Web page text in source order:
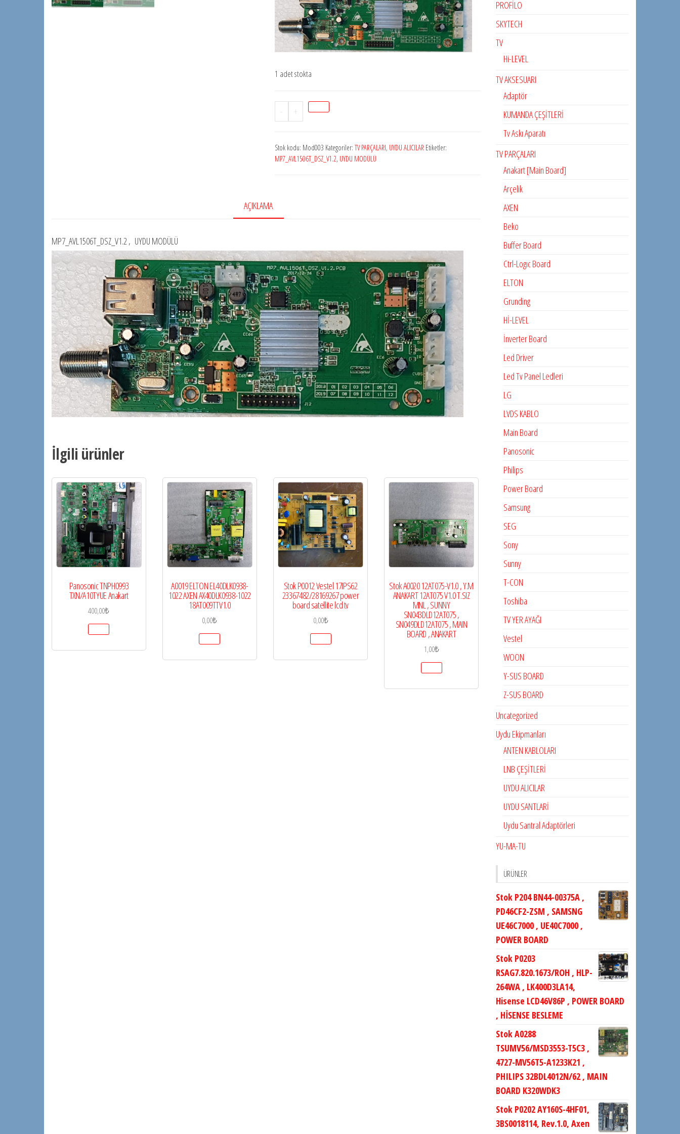
1 adet stokta
-
Stok
mod003
,
UYDU
+
Stok kodu: Mod003 Kategoriler: TV PARÇALARI, UYDU ALICILAR Etiketler:
MP7_AVL1506T_DSZ_V1.2, UYDU MODÜLÜ
AÇIKLAMA
MP7_AVL1506T_DSZ_V1.2 , UYDU MODÜLÜ
İlgili ürünler
Panosonic TNPH0993
TXN/A10TYUE Anakart
400,00₺
A0019 ELTON EL40DLK0938-
1022 AXEN AX40DLK0938-1022
18AT009TTV1.0
0,00₺
Stok P0012 Vestel 17IPS62
23367482/28169267 power
board satellite lcd tv
0,00₺
Stok A0020 12AT075-V1.0 , Y.M
ANAKART 12AT075 V1.0 T.SIZ
MNL , SUNNY
SN043DLD12AT075 ,
SN049DLD12AT075 , MAIN
BOARD , ANAKART
1,00₺
PROFİLO
SKYTECH
TV
Hi-LEVEL
TV AKSESUARI
Adaptör
KUMANDA ÇEŞİTLERİ
Tv Askı Aparatı
TV PARÇALARI
Anakart [Main Board]
Arçelik
AXEN
Beko
Buffer Board
Ctrl-Logıc Board
ELTON
Grunding
Hİ-LEVEL
İnverter Board
Led Driver
Led Tv Panel Ledleri
LG
LVDS KABLO
Main Board
Panosonic
Philips
Power Board
Samsung
SEG
Sony
Sunny
T-CON
Toshiba
TV YER AYAĞI
Vestel
WOON
Y-SUS BOARD
Z-SUS BOARD
Uncategorized
Uydu Ekipmanları
ANTEN KABLOLARI
LNB ÇEŞİTLERİ
UYDU ALICILAR
UYDU SANTLARİ
Uydu Santral Adaptörleri
YU-MA-TU
ÜRÜNLER
Stok P204 BN44-00375A ,
PD46CF2-ZSM , SAMSNG
UE46C7000 , UE40C7000 ,
POWER BOARD
Stok P0203
RSAG7.820.1673/ROH , HLP-
264WA , LK400D3LA14,
Hisense LCD46V86P , POWER BOARD
, HİSENSE BESLEME
Stok A0288
TSUMV56/MSD3553-T5C3 ,
4727-MV56T5-A1233K21 ,
PHILIPS 32BDL4012N/62 , MAIN
BOARD K320WDK3
Stok P0202 AY160S-4HF01,
3BS0018114, Rev.1.0, Axen